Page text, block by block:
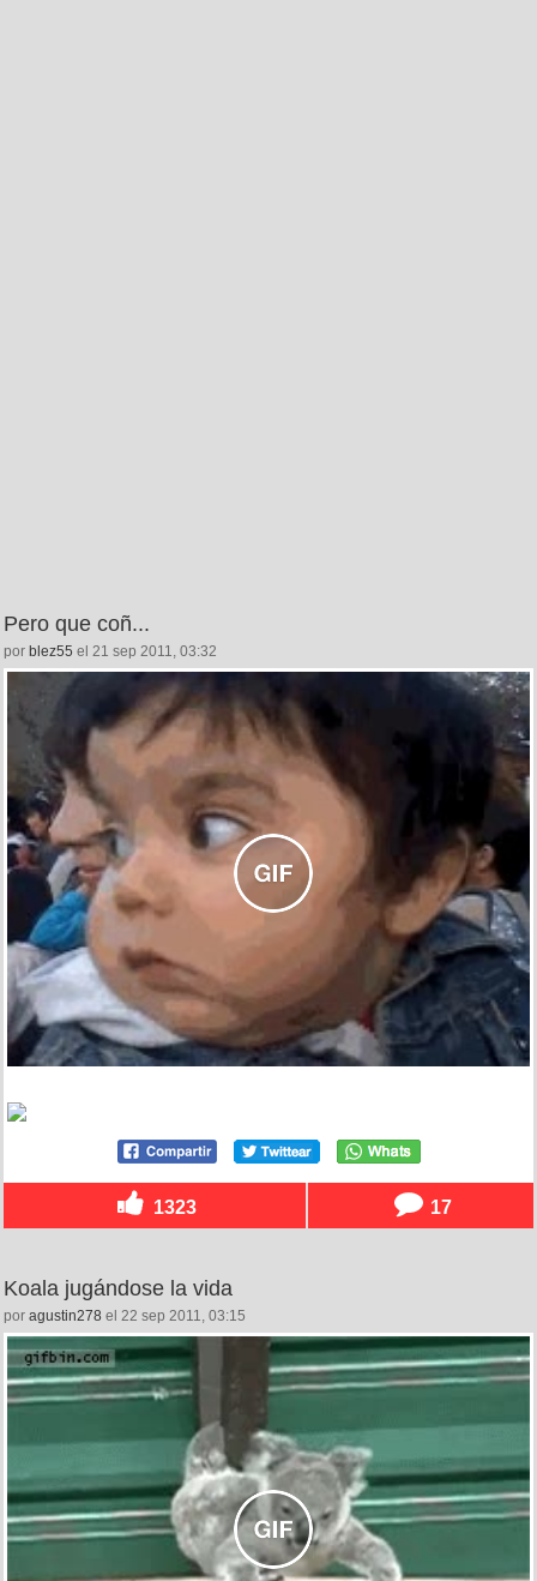
Pero que coñ...
por blez55 el 21 sep 2011, 03:32
1323 17
Koala jugándose la vida
por agustin278 el 22 sep 2011, 03:15